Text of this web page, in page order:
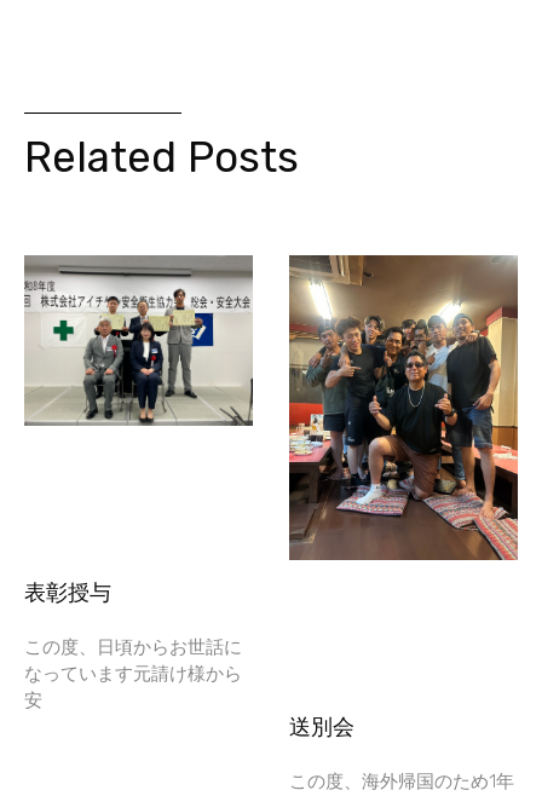
Related Posts
表彰授与
この度、日頃からお世話に
なっています元請け様から
安
送別会
この度、海外帰国のため1年